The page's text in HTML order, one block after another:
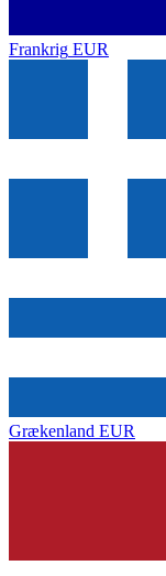
Frankrig EUR
Grækenland EUR